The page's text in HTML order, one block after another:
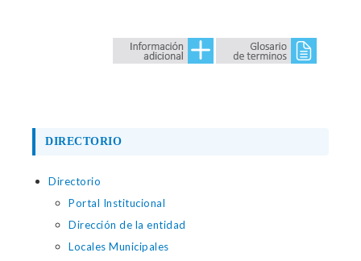
DIRECTORIO
Directorio
Portal Institucional
Dirección de la entidad
Locales Municipales